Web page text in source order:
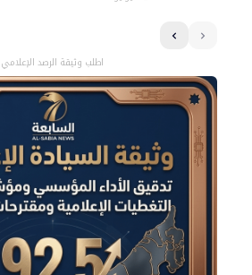
اطلب وثيقة الرصد الإعلامي